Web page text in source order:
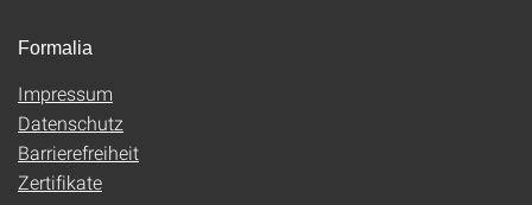
Formalia
Impressum
Datenschutz
Barrierefreiheit
Zertifikate